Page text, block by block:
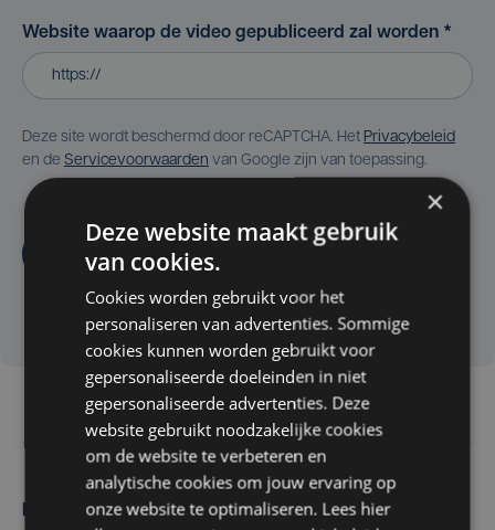
Website waarop de video gepubliceerd zal worden *
Deze site wordt beschermd door reCAPTCHA. Het Privacybeleid
en de Servicevoorwaarden van Google zijn van toepassing.
Aanvragen
Maak zelf het nieuws
×
Deze website maakt gebruik
van cookies.
Cookies worden gebruikt voor het
personaliseren van advertenties. Sommige
cookies kunnen worden gebruikt voor
gepersonaliseerde doeleinden in niet
gepersonaliseerde advertenties. Deze
website gebruikt noodzakelijke cookies
om de website te verbeteren en
analytische cookies om jouw ervaring op
onze website te optimaliseren. Lees hier